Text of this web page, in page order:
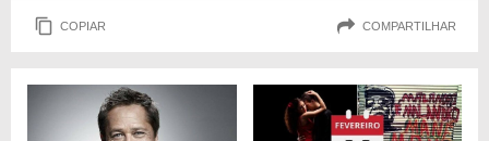
COPIAR COMPARTILHAR